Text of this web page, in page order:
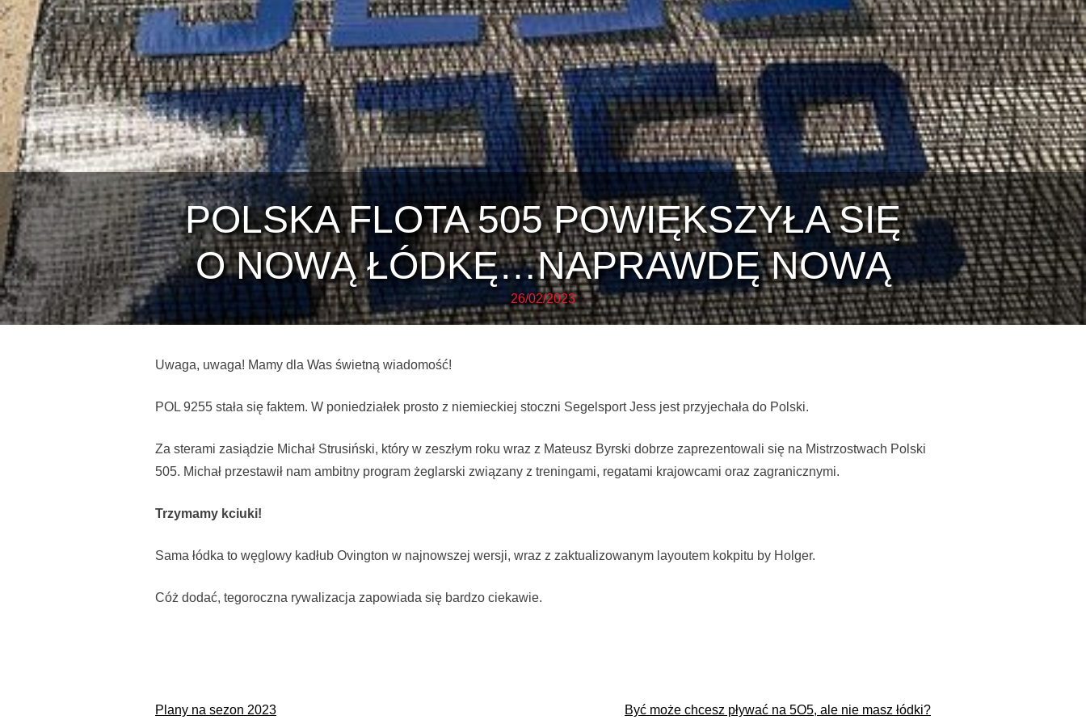
POLSKA FLOTA 505 POWIĘKSZYŁA SIĘ
O NOWĄ ŁÓDKĘ…NAPRAWDĘ NOWĄ
26/02/2023
Uwaga, uwaga! Mamy dla Was świetną wiadomość!
POL 9255 stała się faktem. W poniedziałek prosto z niemieckiej stoczni Segelsport Jess jest przyjechała do Polski.
Za sterami zasiądzie Michał Strusiński, który w zeszłym roku wraz z Mateusz Byrski dobrze zaprezentowali się na Mistrzostwach Polski
505. Michał przestawił nam ambitny program żeglarski związany z treningami, regatami krajowcami oraz zagranicznymi.
Trzymamy kciuki!
Sama łódka to węglowy kadłub Ovington w najnowszej wersji, wraz z zaktualizowanym layoutem kokpitu by Holger.
Cóż dodać, tegoroczna rywalizacja zapowiada się bardzo ciekawie.
Nawigacja
Plany na sezon 2023 Być może chcesz pływać na 5O5, ale nie masz łódki?